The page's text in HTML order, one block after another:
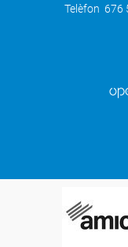
Telèfon 676